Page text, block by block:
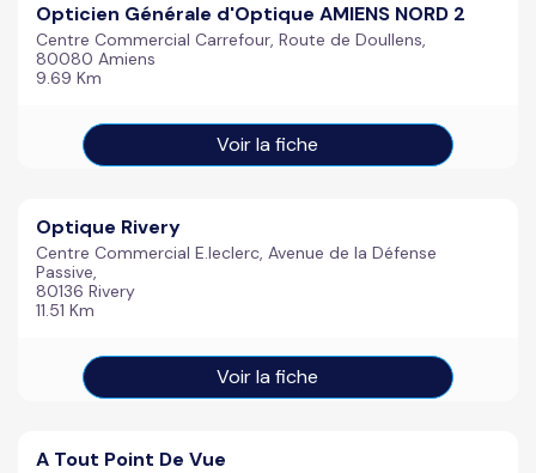
Opticien Générale d'Optique AMIENS NORD 2
Centre Commercial Carrefour, Route de Doullens,
80080 Amiens
9.69 Km
Voir la fiche
Optique Rivery
Centre Commercial E.leclerc, Avenue de la Défense
Passive,
80136 Rivery
11.51 Km
Voir la fiche
A Tout Point De Vue